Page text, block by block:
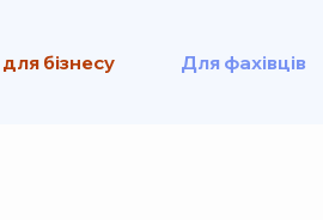
бізнесу Для фахівців